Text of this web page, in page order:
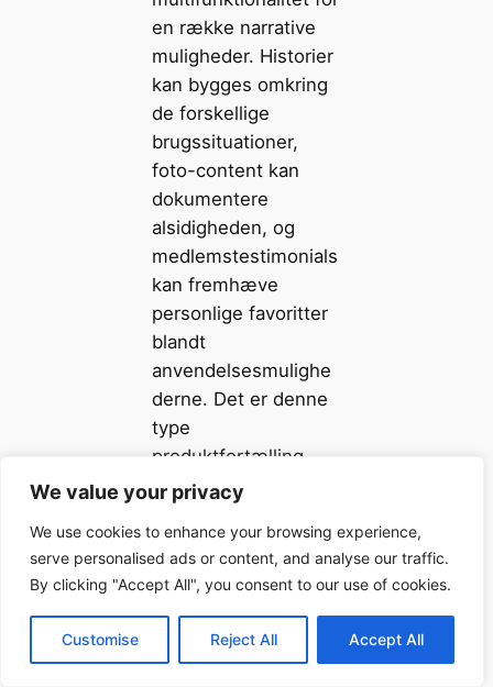
We value your privacy
We use cookies to enhance your browsing experience,
serve personalised ads or content, and analyse our traffic.
By clicking "Accept All", you consent to our use of cookies.
Customise Reject All Accept All
en række narrative
muligheder. Historier
kan bygges omkring
de forskellige
brugssituationer,
foto-content kan
dokumentere
alsidigheden, og
medlemstestimonials
kan fremhæve
personlige favoritter
blandt
anvendelsesmulighe
derne. Det er denne
type
produktfortælling,
der skaber autentisk
Kohærent
teamwear:
2026-